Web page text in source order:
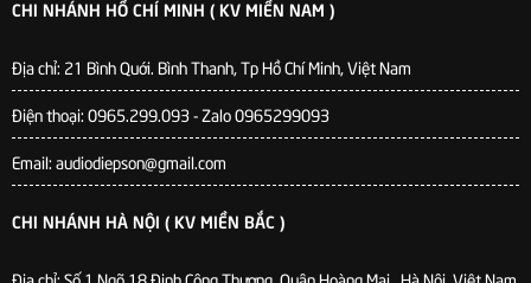
CHI NHÁNH HỒ CHÍ MINH ( KV MIỀN NAM )
Địa chỉ: 21 Bình Quới. Bình Thanh, Tp Hồ Chí Minh, Việt Nam
Điện thoại: 0965.299.093 - Zalo 0965299093
Email: audiodiepson@gmail.com
CHI NHÁNH HÀ NỘI ( KV MIỀN BẮC )